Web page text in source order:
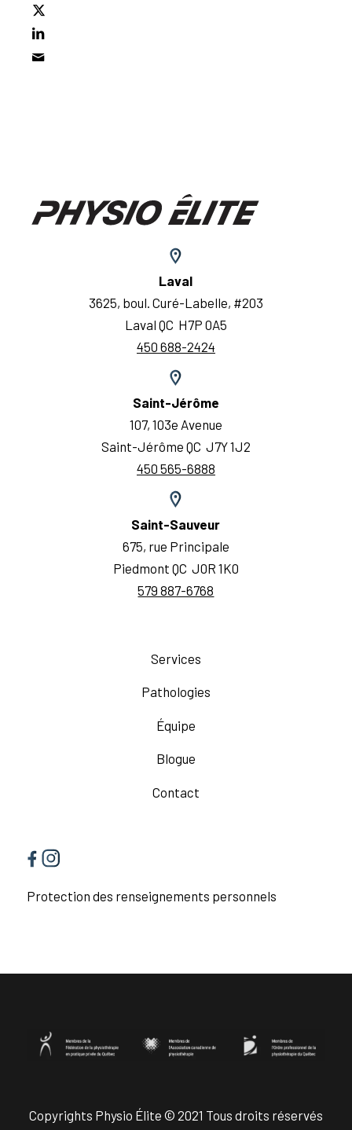
Laval
3625, boul. Curé-Labelle, #203
Laval QC H7P 0A5
450 688-2424
Saint-Jérôme
107, 103e Avenue
Saint-Jérôme QC J7Y 1J2
450 565-6888
Saint-Sauveur
675, rue Principale
Piedmont QC J0R 1K0
579 887-6768
Services
Pathologies
Équipe
Blogue
Contact
Protection des renseignements personnels
Copyrights Physio Élite © 2021 Tous droits réservés